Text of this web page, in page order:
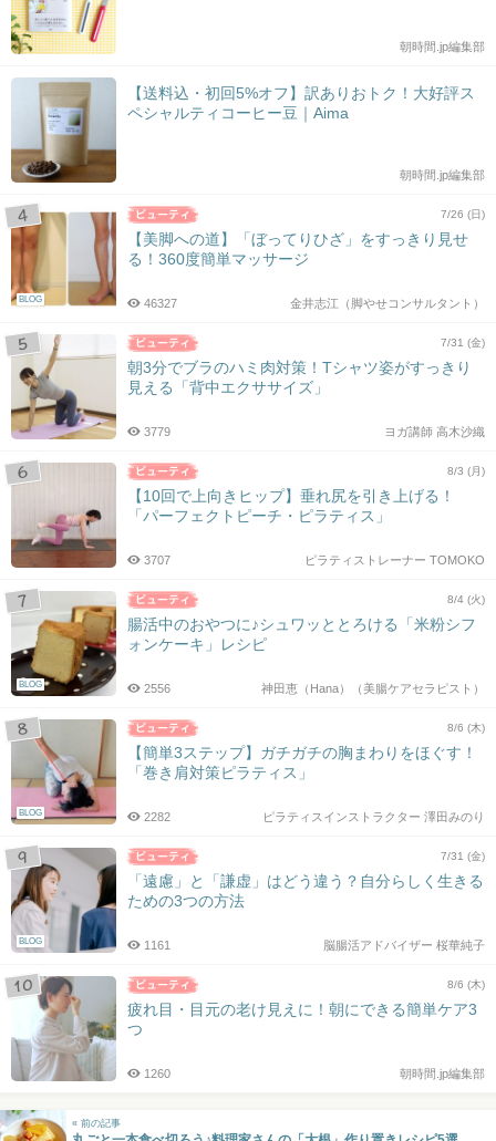
朝時間.jp編集部
【送料込・初回5%オフ】訳ありおトク！大好評ス
ペシャルティコーヒー豆｜Aima
朝時間.jp編集部
BLOG
7/26 (日)
【美脚への道】「ぼってりひざ」をすっきり見せ
る！360度簡単マッサージ
金井志江（脚やせコンサルタント）
46327
7/31 (金)
朝3分でブラのハミ肉対策！Tシャツ姿がすっきり
見える「背中エクササイズ」
ヨガ講師 高木沙織
3779
8/3 (月)
【10回で上向きヒップ】垂れ尻を引き上げる！
「パーフェクトピーチ・ピラティス」
ピラティストレーナー TOMOKO
3707
BLOG
8/4 (火)
腸活中のおやつに♪シュワッととろける「米粉シフ
ォンケーキ」レシピ
神田恵（Hana）（美腸ケアセラピスト）
2556
BLOG
8/6 (木)
【簡単3ステップ】ガチガチの胸まわりをほぐす！
「巻き肩対策ピラティス」
ピラティスインストラクター 澤田みのり
2282
BLOG
7/31 (金)
「遠慮」と「謙虚」はどう違う？自分らしく生きる
ための3つの方法
脳腸活アドバイザー 桜華純子
1161
8/6 (木)
疲れ目・目元の老け見えに！朝にできる簡単ケア3
つ
朝時間.jp編集部
1260
« 前の記事